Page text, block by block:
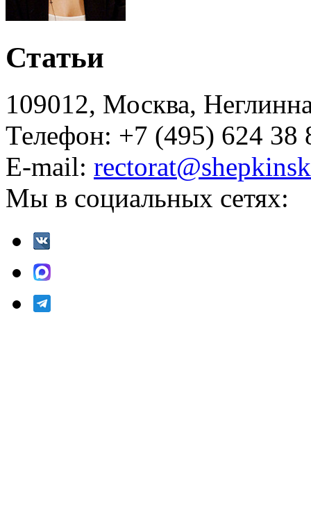
Статьи
109012, Москва,
Телефон: +7 (495) 624 38
E-mail:
Мы в социальных сетях: